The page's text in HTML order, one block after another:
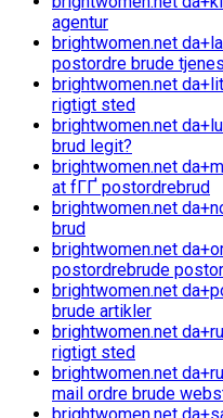
agentur
brightwomen.net
postordre brude
brightwomen.net
rigtigt sted
brightwomen.net
brud legit?
brightwomen.net
at fГҐ postordrebrud
brightwomen.net
brud
brightwomen.net
postordrebrude
brightwomen.net
brude artikler
brightwomen.net
rigtigt sted
brightwomen.net
mail ordre brude
brightwomen.net